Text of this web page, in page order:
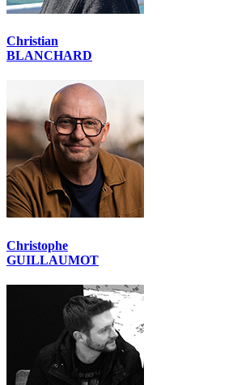
Christian
BLANCHARD
Christophe
GUILLAUMOT